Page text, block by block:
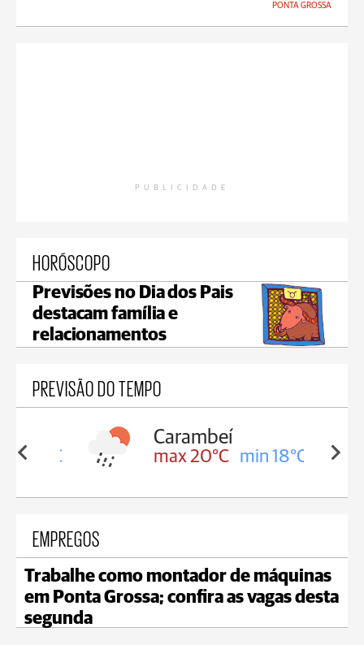
PONTA GROSSA
PUBLICIDADE
HORÓSCOPO
Previsões no Dia dos Pais
destacam família e
relacionamentos
PREVISÃO DO TEMPO
18°C
Carambeí
max 20°C min 18°C
EMPREGOS
Trabalhe como montador de máquinas
em Ponta Grossa; confira as vagas desta
segunda